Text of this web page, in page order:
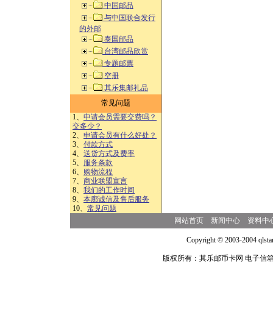
中国邮品
与中国联合发行
的外邮
泰国邮品
台湾邮品欣赏
专题邮票
空册
其乐集邮礼品
常见问题
1、 申请会员需要交费吗？
交多少？
2、 申请会员有什么好处？
3、 付款方式
4、 送货方式及费率
5、 服务条款
6、 购物流程
7、 商业联盟宣言
8、 我们的工作时间
9、 本廊诚信及售后服务
10、 常见问题
网站首页 新闻中心 资料中
Copyright © 2003-2004
版权所有：其乐邮币卡网 电子信